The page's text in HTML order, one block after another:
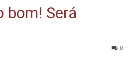
bom! Será
0